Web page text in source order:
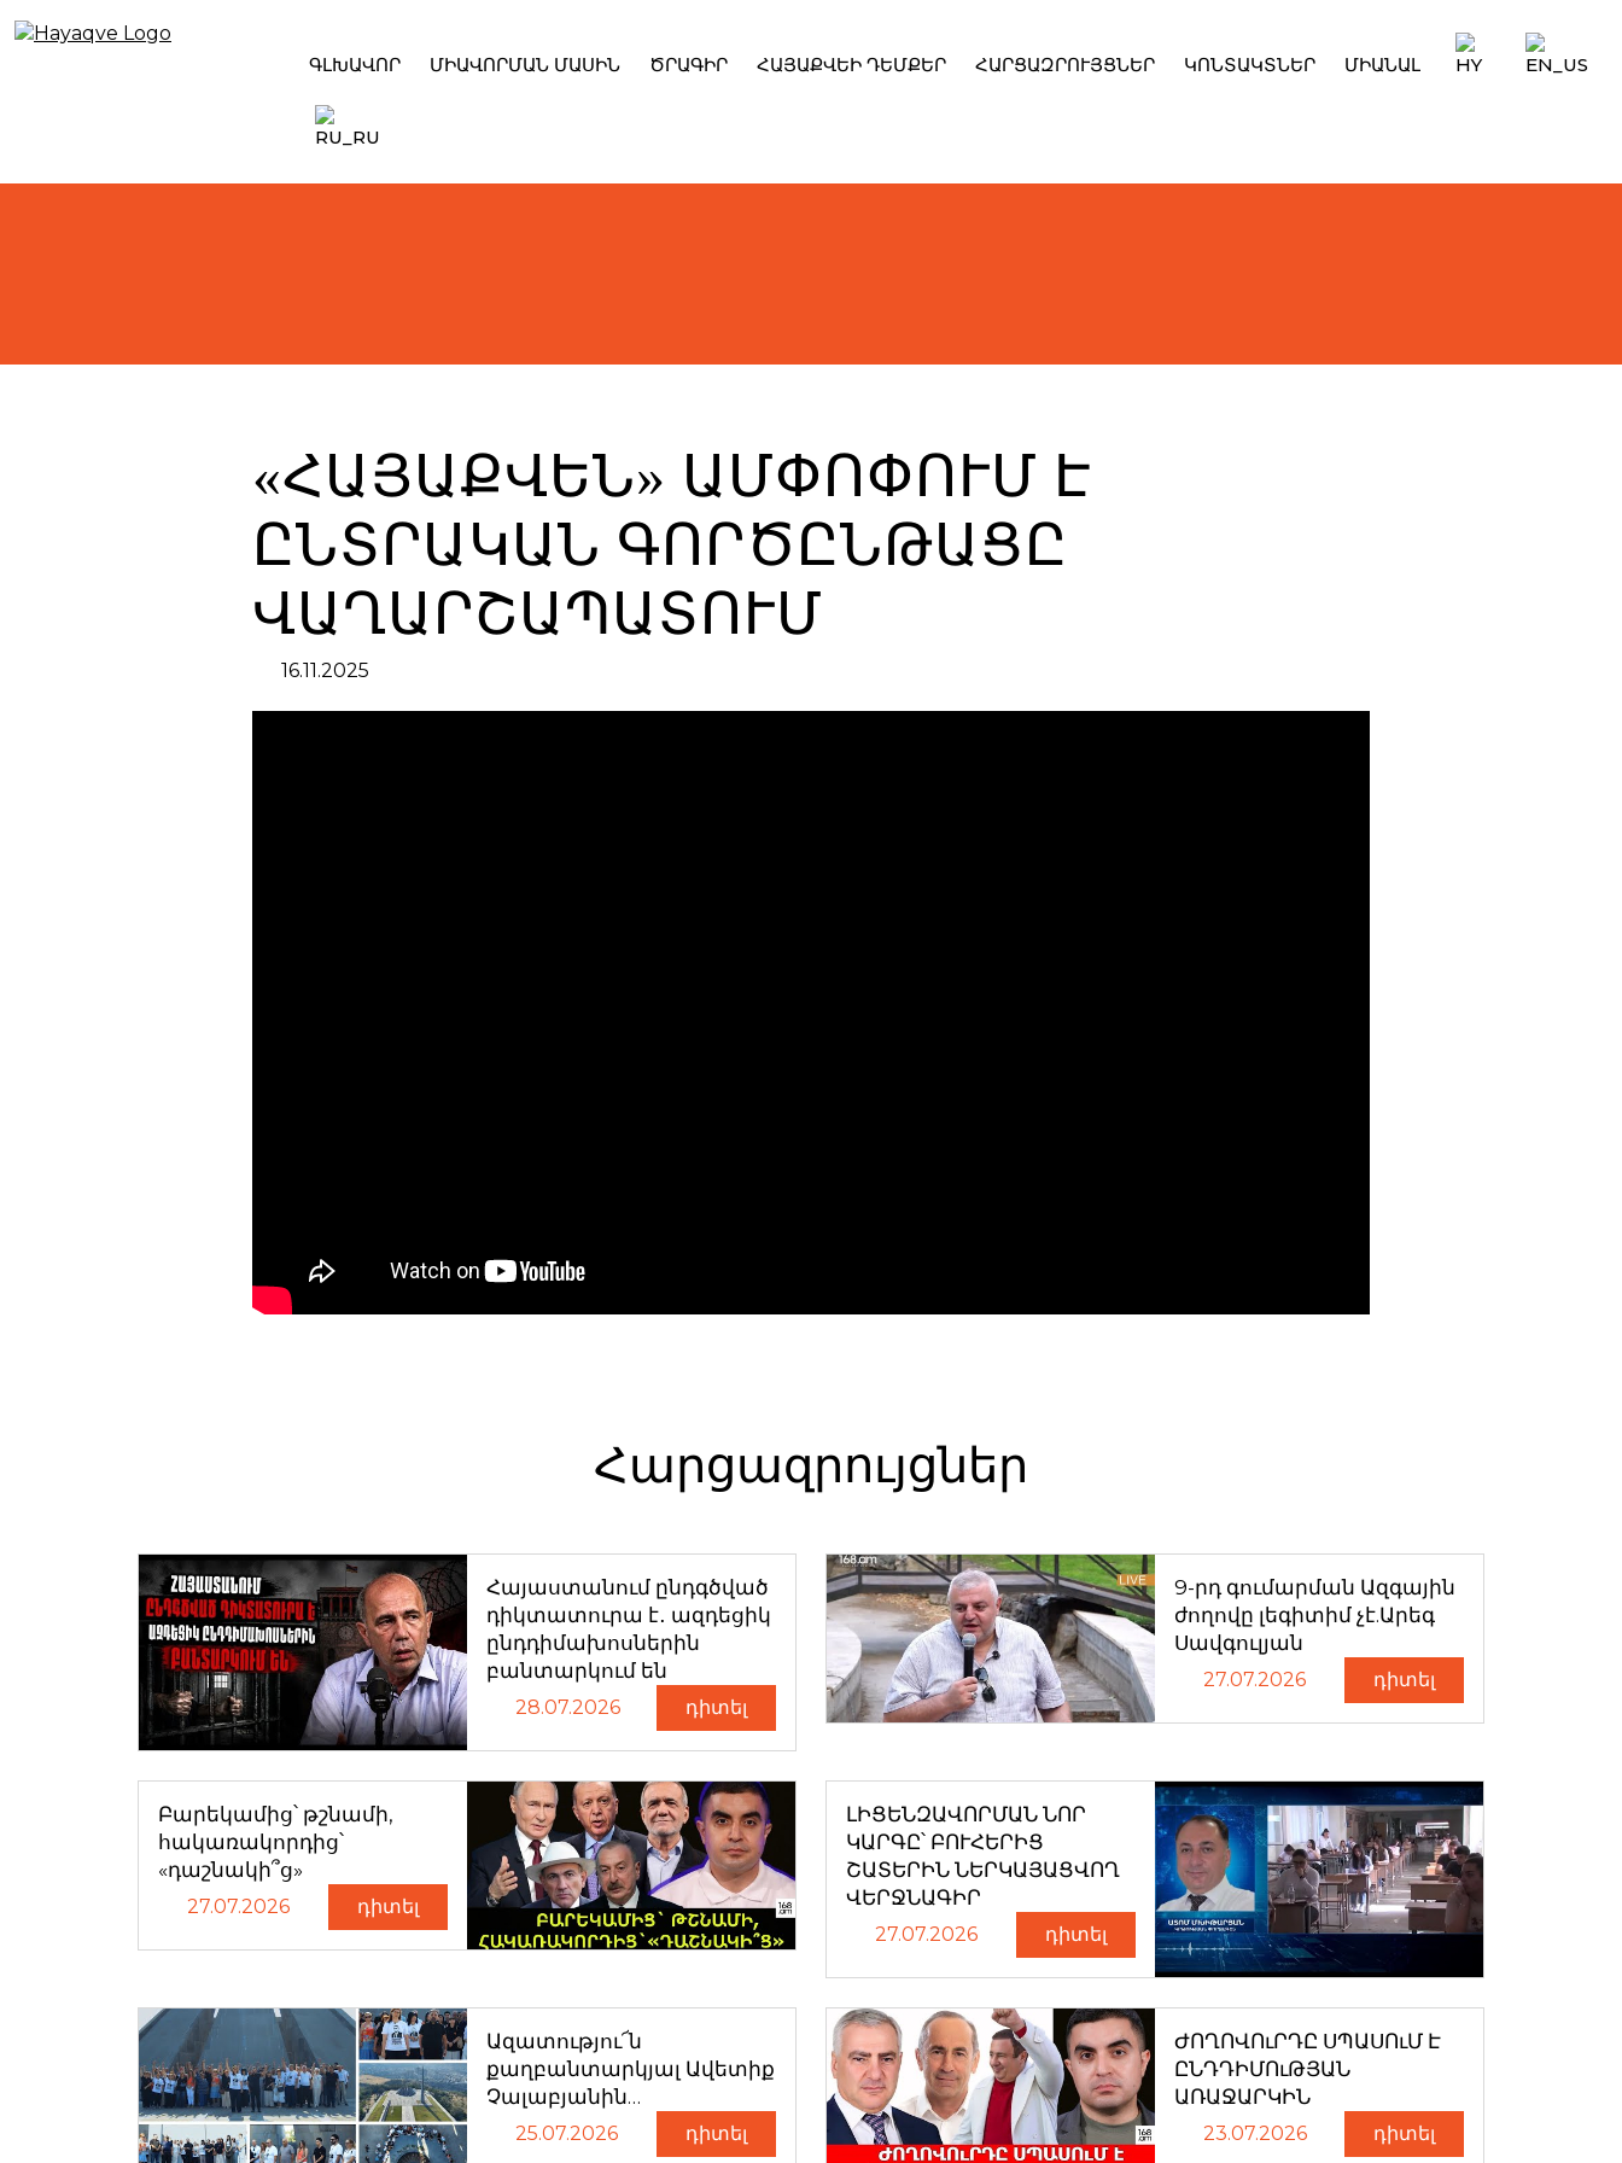
to
ԳԼԽԱՎՈՐ ՄԻԱՎՈՐՄԱՆ ՄԱՍԻՆ ԾՐԱԳԻՐ ՀԱՅԱՔՎԵԻ ԴԵՄՔԵՐ ՀԱՐՑԱԶՐՈՒՅՑՆԵՐ ԿՈՆՏԱԿՏՆԵՐ ՄԻԱՆԱԼ
«ՀԱՅԱՔՎԵՆ» ԱՄՓՈՓՈՒՄ Է
ԸՆՏՐԱԿԱՆ ԳՈՐԾԸՆԹԱՑԸ
ՎԱՂԱՐՇԱՊԱՏՈՒՄ
16.11.2025
Հարցազրույցներ
Հայաստանում ընդգծված
դիկտատուրա է․ ազդեցիկ
ընդդիմախոսներին
բանտարկում են
28.07.2026 դիտել
9-րդ գումարման Ազգային
ժողովը լեգիտիմ չէ.Արեգ
Սավգուլյան
27.07.2026 դիտել
Բարեկամից՝ թշնամի,
հակառակորդից՝
«դաշնակի՞ց»
27.07.2026 դիտել
ԼԻՑԵՆԶԱՎՈՐՄԱՆ ՆՈՐ
ԿԱՐԳԸ՝ ԲՈՒՀԵՐԻՑ
ՇԱՏԵՐԻՆ ՆԵՐԿԱՅԱՑՎՈՂ
ՎԵՐՋՆԱԳԻՐ
27.07.2026 դիտել
Ազատությու՜ն
քաղբանտարկյալ Ավետիք
Չալաբյանին…
25.07.2026 դիտել
ԺՈՂՈՎՈւՐԴԸ ՍՊԱՍՈւՄ Է
ԸՆԴԴԻՄՈւԹՅԱՆ
ԱՌԱՋԱՐԿԻՆ
23.07.2026 դիտել